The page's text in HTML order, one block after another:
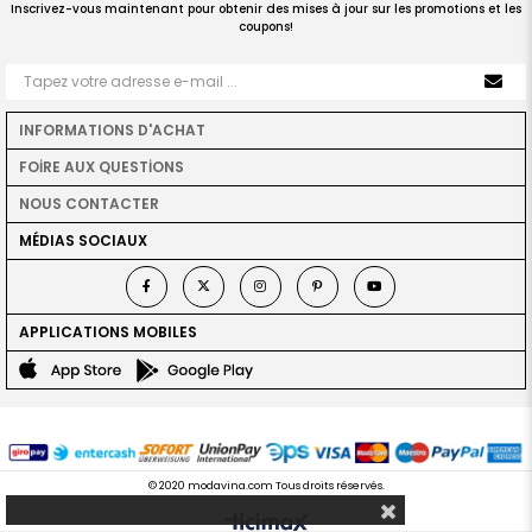
Inscrivez-vous maintenant pour obtenir des mises à jour sur les promotions et les
coupons!
INFORMATIONS D'ACHAT
FOİRE AUX QUESTİONS
NOUS CONTACTER
MÉDIAS SOCIAUX
APPLICATIONS MOBILES
© 2020 modavina.com Tous droits réservés.